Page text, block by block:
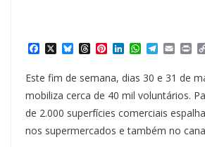
a
e
b
o
o
k
X B
e
s
k
y
T
h
e
a
d
s
P
t
e
r
e
s
t
L
n
k
e
d
I
n
W
h
a
t
s
A
p
p
T
e
e
g
r
a
m
E
m
l
P
n
t
Este fim de semana, dias 30 e 31 de
mobiliza cerca de 40 mil voluntários.
de 2.000 superfícies comerciais
nos supermercados e também no